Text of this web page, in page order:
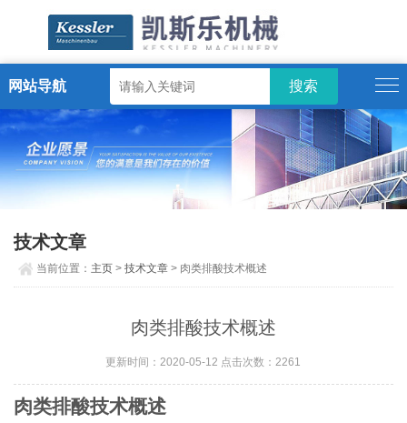
ENGLISH
网站导航
技术文章
当前位置： 主页 >技术文章 > 肉类排酸技术概述
肉类排酸技术概述
更新时间：2020-05-12 点击次数：2261
肉类排酸技术概述